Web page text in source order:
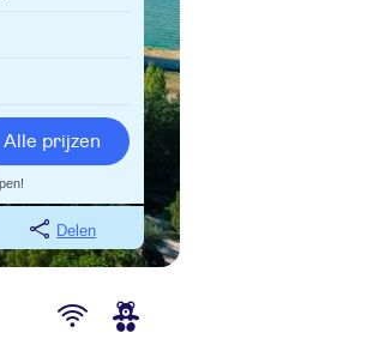
Alle prijzen
Delen